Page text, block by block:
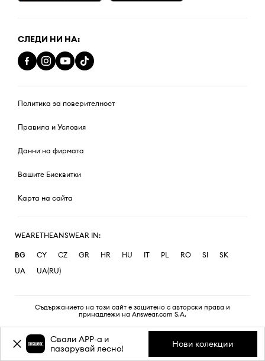
СЛЕДИ НИ НА:
Политика за поверителност
Правила и Условия
Данни на фирмата
Вашите Бисквитки
Карта на сайта
WEARETHEANSWEAR IN:
BG CY CZ GR HR HU IT PL RO SI
SK
UA
UA(RU)
Съдържанието на този сайт е защитено с авторски права и
принадлежи на Answear.com S.A.
Свали APP-a и
пазарувай лесно!
Нови колекции